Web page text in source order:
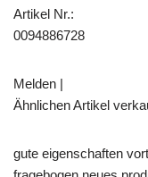
Artikel Nr.:
0094886728
Melden |
Ähnlichen Artikel
gute eigenschaften